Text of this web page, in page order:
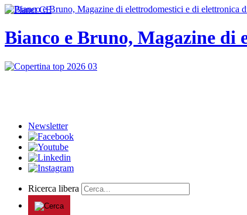
Bianco e Bruno, Magazine di
Newsletter
Ricerca libera